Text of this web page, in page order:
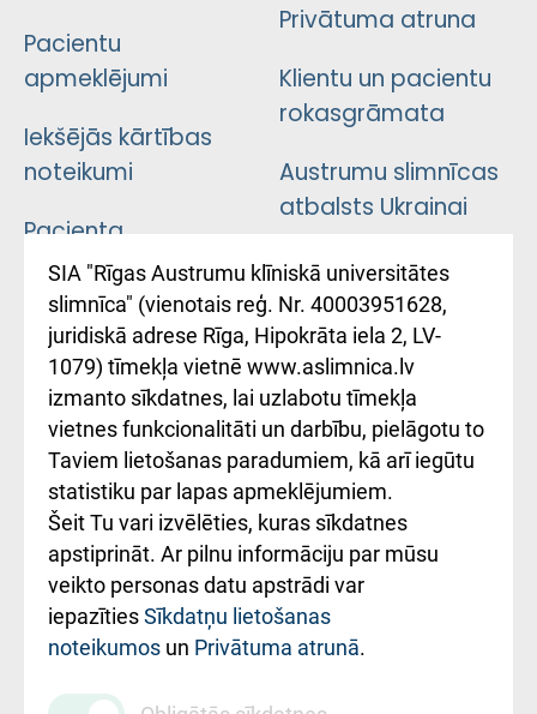
Pacientu
apmeklējumi
Iekšējās kārtības
noteikumi
Pacienta
atsauksmju/sūdzību
iesniegšanas
kārtība
Kā pie mums nokļūt
Rēķinu apmaksas
ceļvedis
Rekvizīti un
ārstniecības
iestādes kods
010000234
Privātuma atruna
Klientu un pacientu
rokasgrāmata
Austrumu slimnīcas
atbalsts Ukrainai
Підтримка Східної
лікарні та співпраця з
Україною
SIA "Rīgas Austrumu klīniskā universitātes
slimnīca" (vienotais reģ. Nr. 40003951628,
juridiskā adrese Rīga, Hipokrāta iela 2, LV-
1079) tīmekļa vietnē www.aslimnica.lv
izmanto sīkdatnes, lai uzlabotu tīmekļa
vietnes funkcionalitāti un darbību, pielāgotu to
Taviem lietošanas paradumiem, kā arī iegūtu
statistiku par lapas apmeklējumiem.
Šeit Tu vari izvēlēties, kuras sīkdatnes
apstiprināt. Ar pilnu informāciju par mūsu
veikto personas datu apstrādi var
iepazītiesSīkdatņu lietošanas
noteikumos un Privātuma atrunā.